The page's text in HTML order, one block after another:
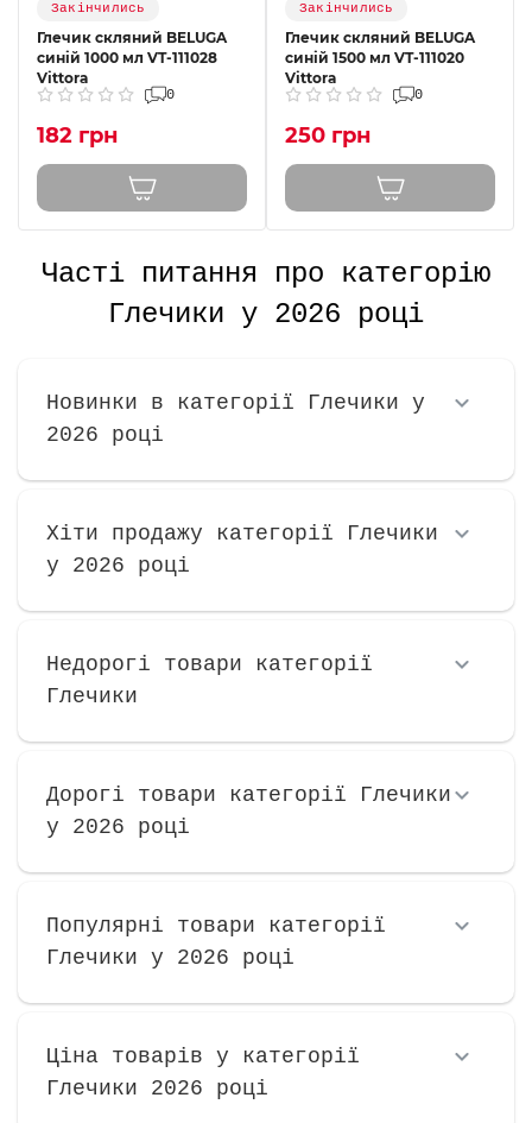
Закінчились
Глечик скляний BELUGA
синій 1000 мл VT-111028
Vittora
0
182 грн
Закінчились
Глечик скляний BELUGA
синій 1500 мл VT-111020
Vittora
0
250 грн
Часті питання про категорію
Глечики у 2026 році
Новинки в категорії Глечики у
2026 році
Хіти продажу категорії Глечики
у 2026 році
Недорогі товари категорії
Глечики
Дорогі товари категорії Глечики
у 2026 році
Популярні товари категорії
Глечики у 2026 році
Ціна товарів у категорії
Глечики 2026 році